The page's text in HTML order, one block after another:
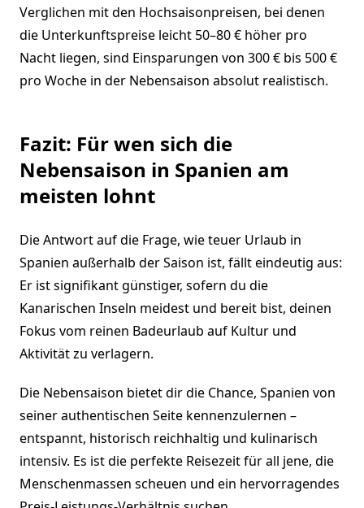
Verglichen mit den Hochsaisonpreisen, bei denen
die Unterkunftspreise leicht 50–80 € höher pro
Nacht liegen, sind Einsparungen von 300 € bis 500 €
pro Woche in der Nebensaison absolut realistisch.
Fazit: Für wen sich die
Nebensaison in Spanien am
meisten lohnt
Die Antwort auf die Frage, wie teuer Urlaub in
Spanien außerhalb der Saison ist, fällt eindeutig aus:
Er ist signifikant günstiger, sofern du die
Kanarischen Inseln meidest und bereit bist, deinen
Fokus vom reinen Badeurlaub auf Kultur und
Aktivität zu verlagern.
Die Nebensaison bietet dir die Chance, Spanien von
seiner authentischen Seite kennenzulernen –
entspannt, historisch reichhaltig und kulinarisch
intensiv. Es ist die perfekte Reisezeit für all jene, die
Menschenmassen scheuen und ein hervorragendes